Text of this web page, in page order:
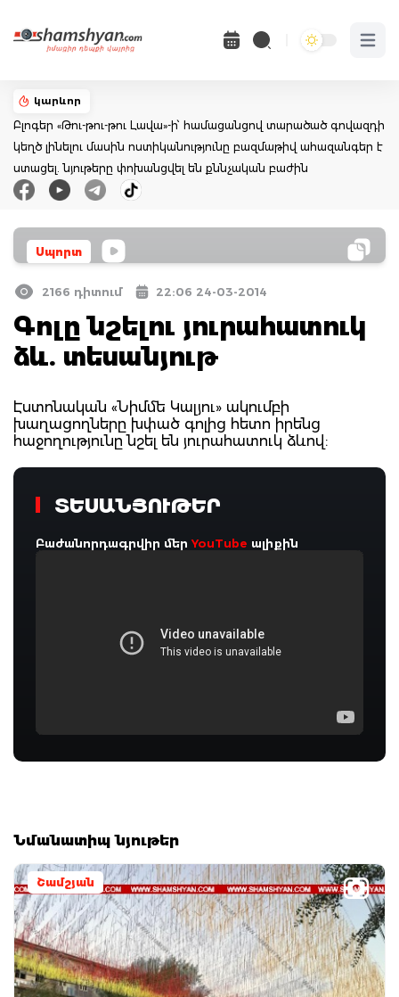
Open
կարևոր
Բլոգեր «Թու-թու-թու Լավա»-ի՝ համացանցով տարածած գովազդի
կեղծ լինելու մասին ոստիկանությունը բազմաթիվ ահազանգեր է
ստացել. նյութերը փոխանցվել են քննչական բաժին
Սպորտ
2166 դիտում 22:06 24-03-2014
Գոլը նշելու յուրահատուկ
ձև. տեսանյութ
Էստոնական «Նիմմե Կալյու» ակումբի
խաղացողները խփած գոլից հետո իրենց
հաջողությունը նշել են յուրահատուկ ձևով:
ՏԵՍԱՆՅՈՒԹԵՐ
Բաժանորդագրվիր մերYouTube ալիքին
Նմանատիպ նյութեր
Շամշյան